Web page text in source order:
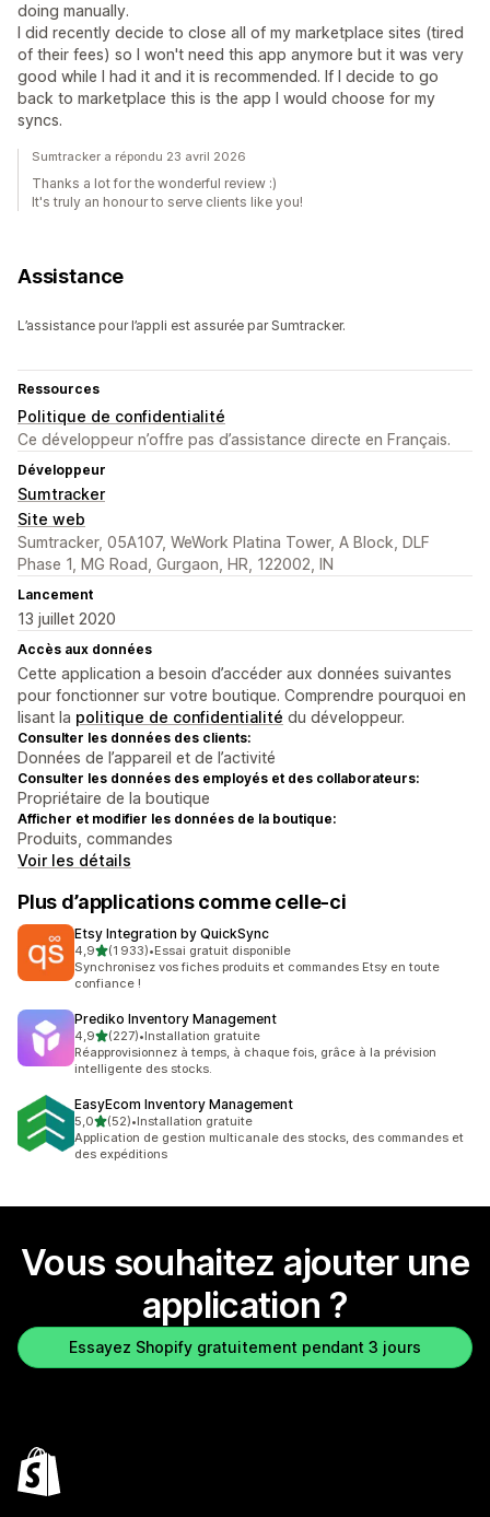
doing manually.
I did recently decide to close all of my marketplace sites (tired
of their fees) so I won't need this app anymore but it was very
good while I had it and it is recommended. If I decide to go
back to marketplace this is the app I would choose for my
syncs.
Sumtracker a répondu 23 avril 2026
Thanks a lot for the wonderful review :)
It's truly an honour to serve clients like you!
Assistance
L’assistance pour l’appli est assurée par Sumtracker.
Ressources
Politique de confidentialité
Ce développeur n’offre pas d’assistance directe en Français.
Développeur
Sumtracker
Site web
Sumtracker, 05A107, WeWork Platina Tower, A Block, DLF
Phase 1, MG Road, Gurgaon, HR, 122002, IN
Lancement
13 juillet 2020
Accès aux données
Cette application a besoin d’accéder aux données suivantes
pour fonctionner sur votre boutique. Comprendre pourquoi en
lisant la politique de confidentialité du développeur.
Consulter les données des clients:
Données de l’appareil et de l’activité
Consulter les données des employés et des collaborateurs:
Propriétaire de la boutique
Afficher et modifier les données de la boutique:
Produits, commandes
Voir les détails
Plus d’applications comme celle-ci
Etsy Integration by QuickSync
4,9étoile(s) sur 5
(1 933)
1933 avis au total
•Essai gratuit disponible
Synchronisez vos fiches produits et commandes Etsy en toute
confiance !
Prediko Inventory Management
4,9étoile(s) sur 5
(227)
227 avis au total
•Installation gratuite
Réapprovisionnez à temps, à chaque fois, grâce à la prévision
intelligente des stocks.
EasyEcom Inventory Management
5,0étoile(s) sur 5
(52)
52 avis au total
•Installation gratuite
Application de gestion multicanale des stocks, des commandes et
des expéditions
Vous souhaitez ajouter une
application ?
Essayez Shopify gratuitement pendant 3 jours